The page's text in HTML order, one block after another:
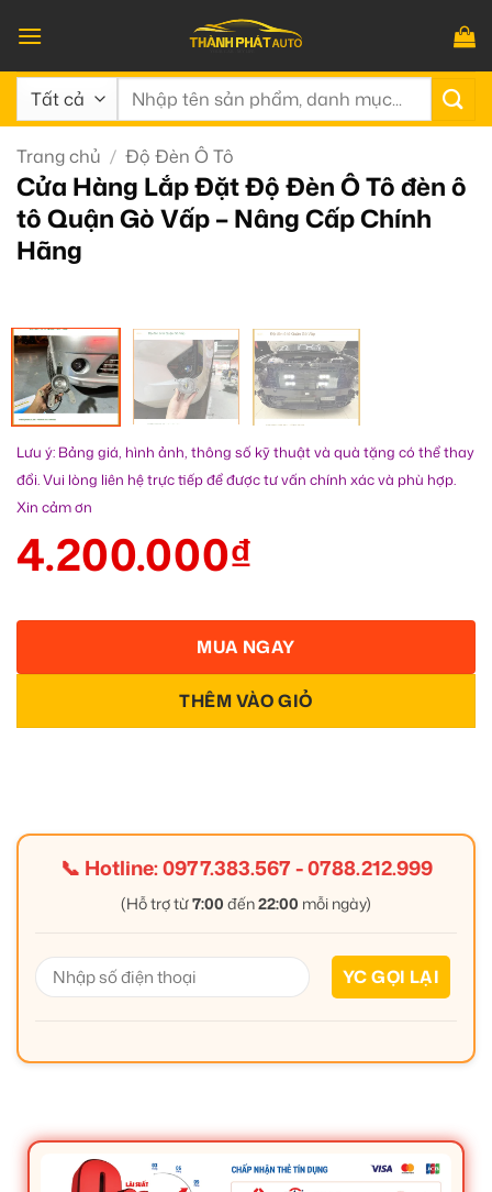
qua
nội
dung
Tìm
Trang chủ / Độ Đèn Ô Tô
Cửa Hàng Lắp Đặt Độ Đèn Ô Tô đèn ô
tô Quận Gò Vấp – Nâng Cấp Chính
Hãng
Lưu ý: Bảng giá, hình ảnh, thông số kỹ thuật và quà tặng có thể thay
đổi. Vui lòng liên hệ trực tiếp để được tư vấn chính xác và phù hợp.
Xin cảm ơn
4.200.000₫
THÊM VÀO GIỎ
MUA NGAY
📞 Hotline:0977.383.567-0788.212.999
(Hỗ trợ từ7:00 đến22:00 mỗi ngày)